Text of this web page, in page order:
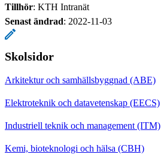
Tillhör: KTH Intranät
Senast ändrad: 2022-11-03
Skolsidor
Arkitektur och samhällsbyggnad (ABE)
Elektroteknik och datavetenskap (EECS)
Industriell teknik och management (ITM)
Kemi, bioteknologi och hälsa (CBH)